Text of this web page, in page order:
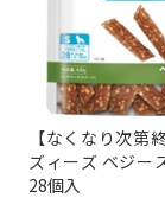
【なくなり次第
ズィーズ ベジー
28個入